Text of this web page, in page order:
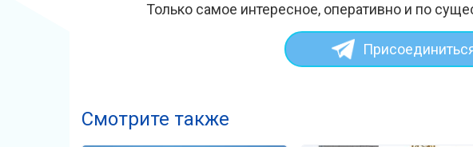
Только самое интересное, оперативно и по
Смотрите также